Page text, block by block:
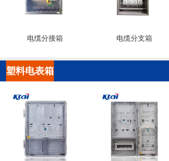
电缆分接箱 电缆分支箱
塑料电表箱
系列